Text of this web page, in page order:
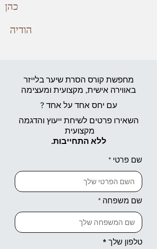
כהן
הודיה
מחפשת קורס הסרת שיער בלייזר
באווירה אישית, מקצועית ומעצימה
עם יחס אחד על אחד ?
השאירו פרטים לשיחת ייעוץ והדגמה
מקצועית
ללא התחייבות.
שם פרטי
שם משפחה
טלפון שלך